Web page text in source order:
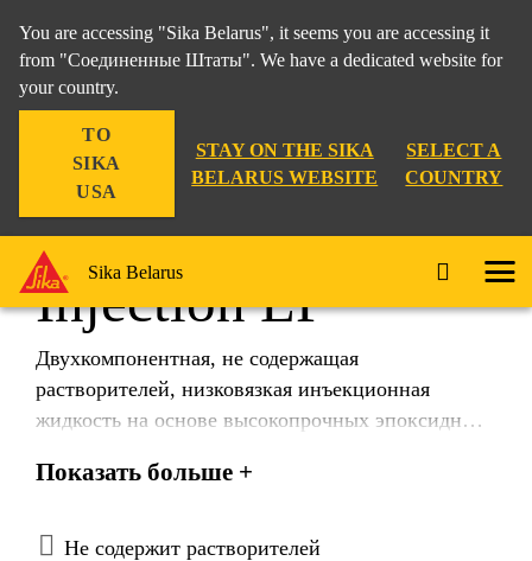
You are accessing "Sika Belarus", it seems you are accessing it
from "Соединенные Штаты". We have a dedicated website for
your country.
TO
SIKA
USA
STAY ON THE SIKA
BELARUS WEBSITE
SELECT A
COUNTRY
Sika Belarus
Sikadur®-52
Injection LP
Двухкомпонентная, не содержащая
растворителей, низковязкая инъекционная
жидкость на основе высокопрочных эпоксидных
используется при температурах основания от
жизнеспособности) используется при
Показать больше +
Не содержит растворителей